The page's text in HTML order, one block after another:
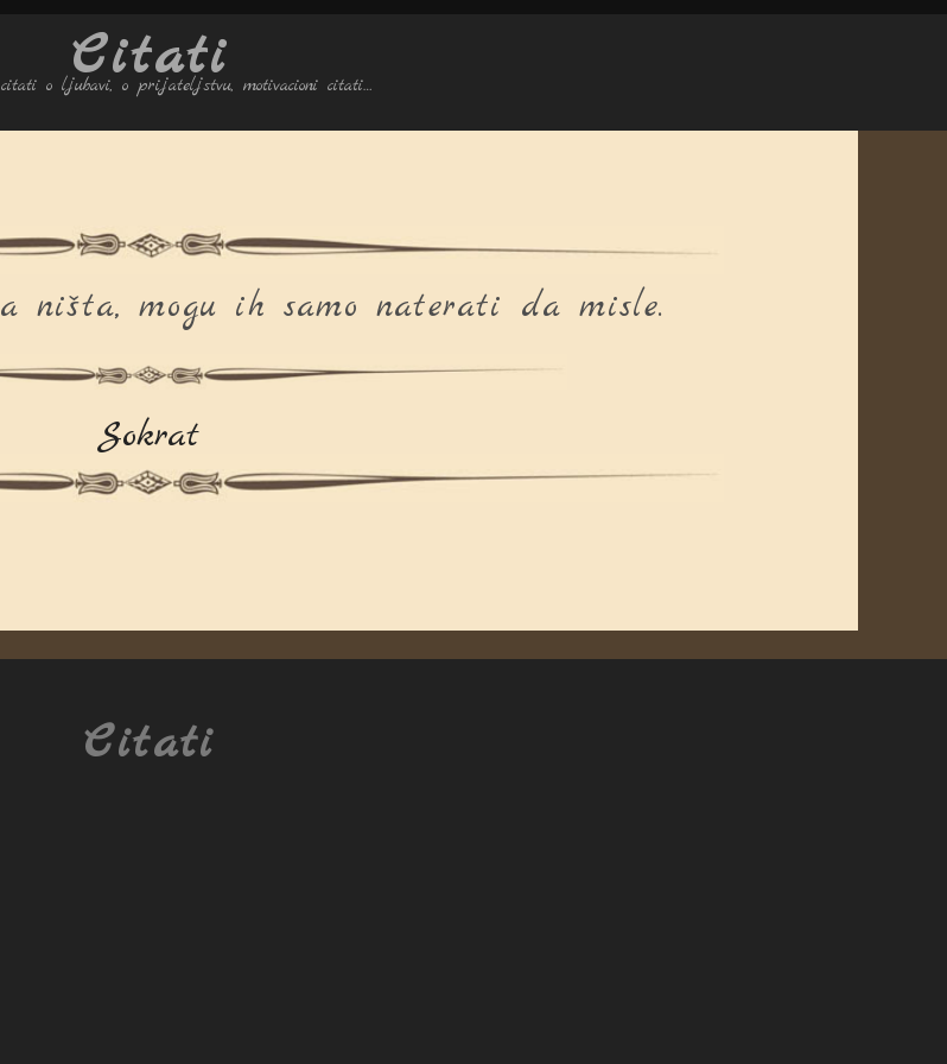
Citati
o ljubavi, o prijateljstvu, motivacioni citati…
ništa, mogu ih samo naterati da misle.
Sokrat
Citati